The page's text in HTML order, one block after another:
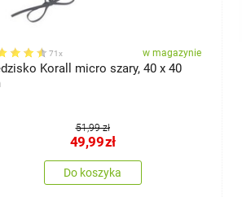
71x w magazynie
Korall micro szary, 40 x 40
51,99 zł
49,99zł
Do koszyka